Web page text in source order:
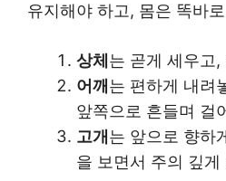
유지해야 하고, 몸은 똑바
상체 는 곧게 세우고
어깨 는 편하게 내려
앞쪽으로 흔들며 걸
고개 는 앞으로 향하
을 보면서 주의 깊